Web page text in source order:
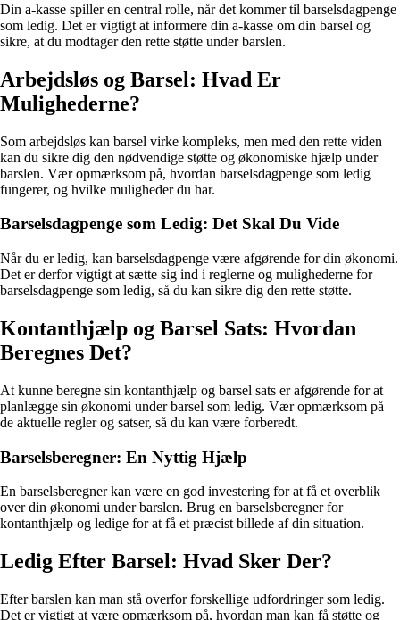
Din a-kasse spiller en central rolle, når det kommer til barselsdagpenge
som ledig. Det er vigtigt at informere din a-kasse om din barsel og
sikre, at du modtager den rette støtte under barslen.
Arbejdsløs og Barsel: Hvad Er
Mulighederne?
Som arbejdsløs kan barsel virke kompleks, men med den rette viden
kan du sikre dig den nødvendige støtte og økonomiske hjælp under
barslen. Vær opmærksom på, hvordan barselsdagpenge som ledig
fungerer, og hvilke muligheder du har.
Barselsdagpenge som Ledig: Det Skal Du Vide
Når du er ledig, kan barselsdagpenge være afgørende for din økonomi.
Det er derfor vigtigt at sætte sig ind i reglerne og mulighederne for
barselsdagpenge som ledig, så du kan sikre dig den rette støtte.
Kontanthjælp og Barsel Sats: Hvordan
Beregnes Det?
At kunne beregne sin kontanthjælp og barsel sats er afgørende for at
planlægge sin økonomi under barsel som ledig. Vær opmærksom på
de aktuelle regler og satser, så du kan være forberedt.
Barselsberegner: En Nyttig Hjælp
En barselsberegner kan være en god investering for at få et overblik
over din økonomi under barslen. Brug en barselsberegner for
kontanthjælp og ledige for at få et præcist billede af din situation.
Ledig Efter Barsel: Hvad Sker Der?
Efter barslen kan man stå overfor forskellige udfordringer som ledig.
Det er vigtigt at være opmærksom på, hvordan man kan få støtte og